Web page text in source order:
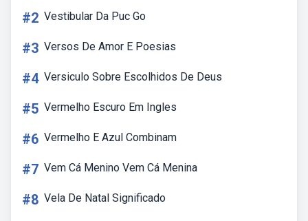
#2 Vestibular Da Puc Go
#3 Versos De Amor E Poesias
#4 Versiculo Sobre Escolhidos De Deus
#5 Vermelho Escuro Em Ingles
#6 Vermelho E Azul Combinam
#7 Vem Cá Menino Vem Cá Menina
#8 Vela De Natal Significado